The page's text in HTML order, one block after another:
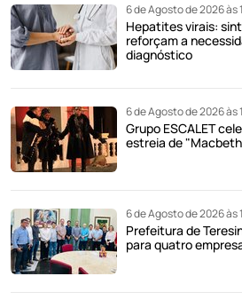
6 de Agosto de 2026 às
Hepatites virais:
reforçam a
diagnóstico
6 de Agosto de 2026 às
Grupo ESCALET
estreia de
6 de Agosto de 2026 às
Prefeitura de
para quatro